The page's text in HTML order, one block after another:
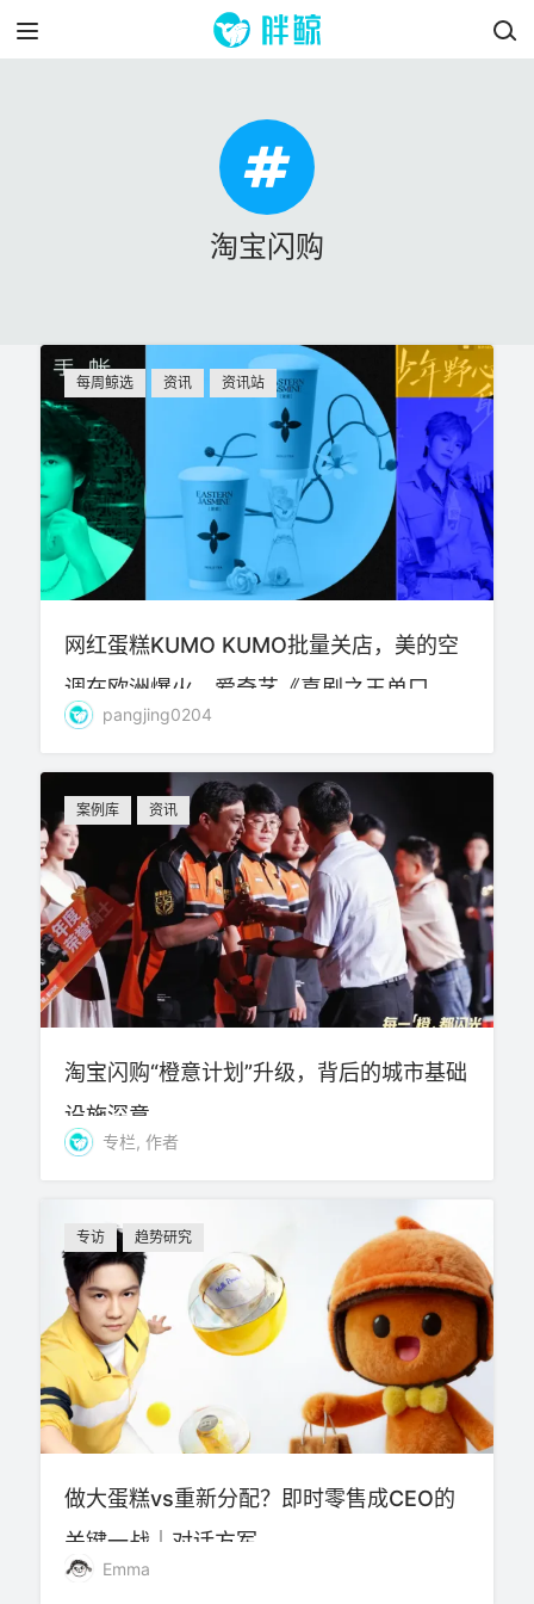
淘宝闪购
每周鲸选 资讯 资讯站
网红蛋糕KUMO KUMO批量关店，美的空
调在欧洲爆火，爱奇艺《喜剧之王单口
季》第三季开播，耐克、淘宝闪购、骆驼
防晒等品牌动态
pangjing0204
案例库 资讯
淘宝闪购“橙意计划”升级，背后的城市基础
设施深意
专栏, 作者
专访 趋势研究
做大蛋糕vs重新分配？即时零售成CEO的
关键一战｜对话方军
Emma